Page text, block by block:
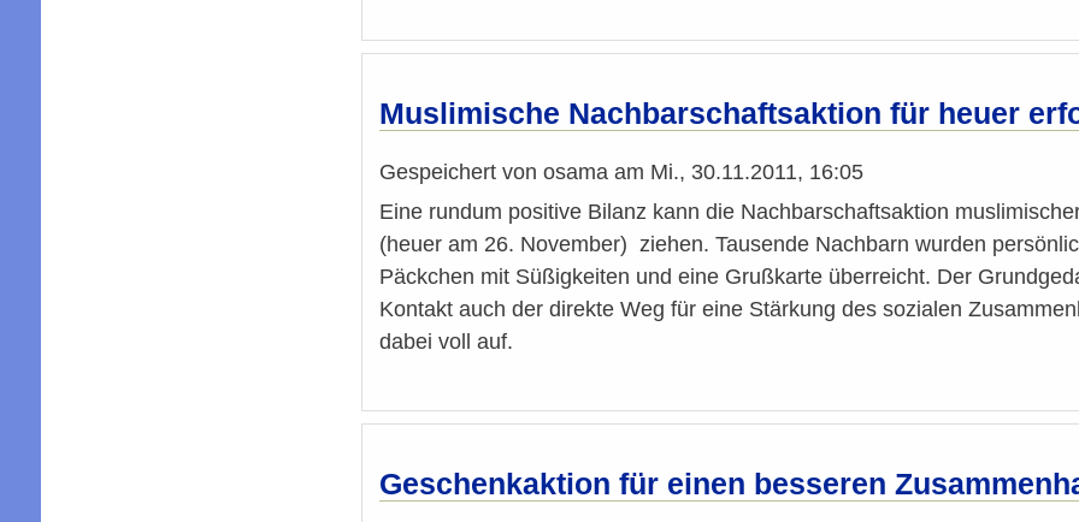
Muslimische Nachbarschaftsaktion für heuer
Gespeichert von osama am Mi., 30.11.2011, 16:05
Eine rundum positive Bilanz kann die Nachbarschaftsaktion
(heuer am 26. November) ziehen. Tausende Nachbarn wurden
Päckchen mit Süßigkeiten und eine Grußkarte überreicht. Der
Kontakt auch der direkte Weg für eine Stärkung des sozialen
dabei voll auf.
Geschenkaktion für einen besseren